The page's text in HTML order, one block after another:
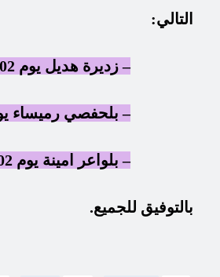
التالي:
– زديرة هديل يوم 02 جوان 2026 الساعة 9.00 الى غاية 09.45.
– بلحفصي رميساء يوم 02 جوان 2026 الساعة 10.00 الى
– بلواعر امينة يوم 02 جوان 2026 الساعة 11.00 الى غاية 11.45.
بالتوفيق للجميع.